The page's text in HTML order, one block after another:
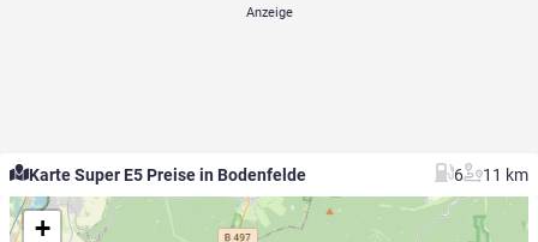
Karte Super E5 Preise in Bodenfelde 6 11 km
+